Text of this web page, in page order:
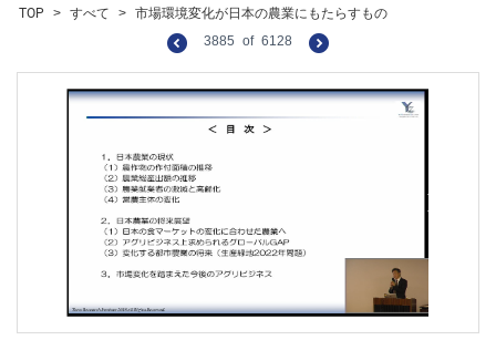
ができます。
TOP > すべて > 市場環境変化が日本の農業にもたらすもの
3885 of 6128